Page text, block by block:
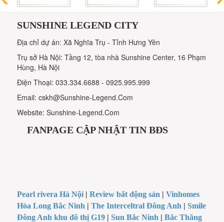
SUNSHINE LEGEND CITY
Địa chỉ dự án: Xã Nghĩa Trụ - Tỉnh Hưng Yên
Trụ sở Hà Nội: Tầng 12, tòa nhà Sunshine Center, 16 Phạm
Hùng, Hà Nội
Điện Thoại: 033.334.6688 - 0925.995.999
Email: cskh@Sunshine-Legend.Com
Website: Sunshine-Legend.Com
FANPAGE CẬP NHẬT TIN BĐS
Pearl rivera Hà Nội |Review bất động sản |Vinhomes
Hòa Long Bắc Ninh |The Interceltral Đông Anh |Smile
Đông Anh khu đô thị G19 |Sun Bắc Ninh |Bắc Thăng